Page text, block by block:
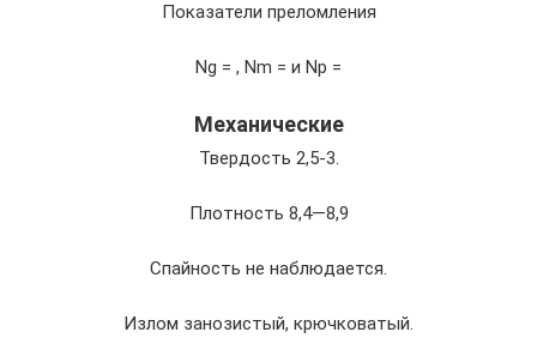
Показатели преломления
Ng = , Nm = и Np =
Механические
Твердость 2,5-3.
Плотность 8,4—8,9
Спайность не наблюдается.
Излом занозистый, крючковатый.